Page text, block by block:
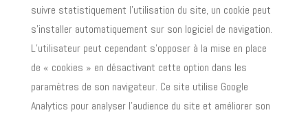
suivre statistiquement l’utilisation du site, un cookie peut
s’installer automatiquement sur son logiciel de navigation.
L’utilisateur peut cependant s’opposer à la mise en place
de « cookies » en désactivant cette option dans les
paramètres de son navigateur. Ce site utilise Google
Analytics pour analyser l’audience du site et améliorer son